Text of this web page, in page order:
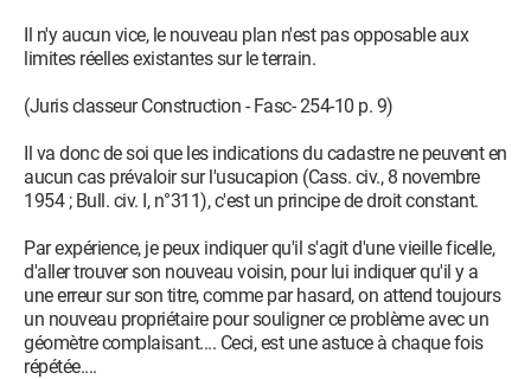
Il n'y aucun vice, le nouveau plan n'est pas opposable aux
limites réelles existantes sur le terrain.
(Juris classeur Construction - Fasc- 254-10 p. 9)
Il va donc de soi que les indications du cadastre ne peuvent en
aucun cas prévaloir sur l'usucapion (Cass. civ., 8 novembre
1954 ; Bull. civ. I, n°311), c'est un principe de droit constant.
Par expérience, je peux indiquer qu'il s'agit d'une vieille ficelle,
d'aller trouver son nouveau voisin, pour lui indiquer qu'il y a
une erreur sur son titre, comme par hasard, on attend toujours
un nouveau propriétaire pour souligner ce problème avec un
géomètre complaisant.... Ceci, est une astuce à chaque fois
répétée....